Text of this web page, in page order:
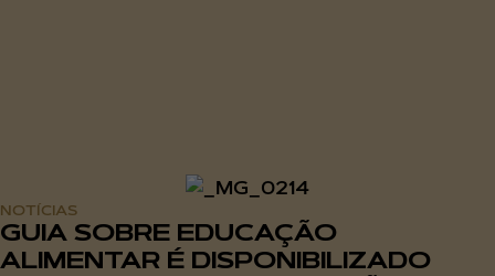
NOTÍCIAS
GUIA SOBRE EDUCAÇÃO
ALIMENTAR É DISPONIBILIZADO